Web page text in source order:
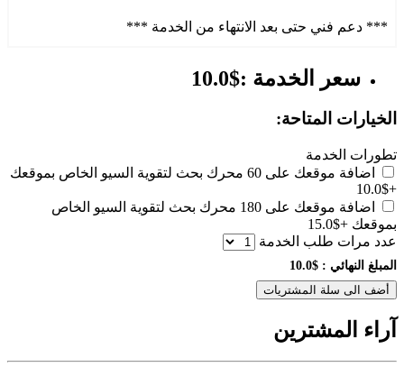
*** دعم فني حتى بعد الانتهاء من الخدمة ***
سعر الخدمة :$10.0
الخيارات المتاحة:
تطورات الخدمة
اضافة موقعك على 60 محرك بحث لتقوية السيو الخاص بموقعك
+$10.0
اضافة موقعك على 180 محرك بحث لتقوية السيو الخاص
بموقعك +$15.0
عدد مرات طلب الخدمة
المبلغ النهائي : $10.0
أضف الى سلة المشتريات
آراء المشترين